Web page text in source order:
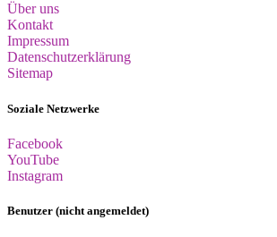
Über uns
Kontakt
Impressum
Datenschutzerklärung
Sitemap
Soziale Netzwerke
Facebook
YouTube
Instagram
Benutzer (nicht angemeldet)